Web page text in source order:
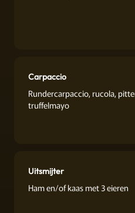
Carpaccio
Rundercarpaccio, rucola,
truffelmayo
Uitsmijter
Ham en/of kaas met 3 eieren